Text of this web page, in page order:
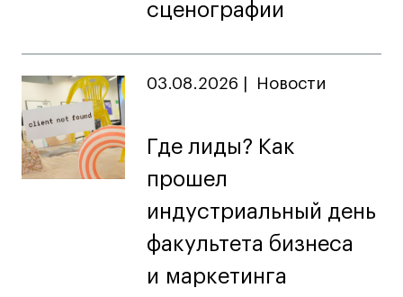
сценографии
03.08.2026 Новости
Где лиды? Как
прошел
индустриальный день
факультета бизнеса
и маркетинга